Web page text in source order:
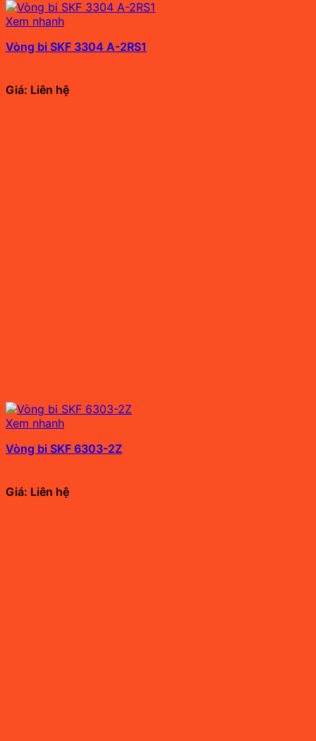
Xem nhanh
Vòng bi SKF 3304 A-2RS1
Giá: Liên hệ
Xem nhanh
Vòng bi SKF 6303-2Z
Giá: Liên hệ